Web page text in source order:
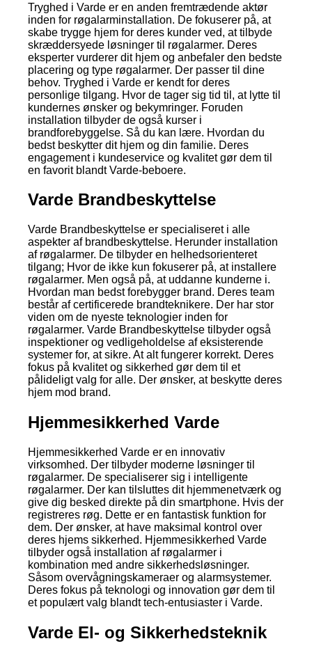
Tryghed i Varde er en anden fremtrædende aktør
inden for røgalarminstallation. De fokuserer på, at
skabe trygge hjem for deres kunder ved, at tilbyde
skræddersyede løsninger til røgalarmer. Deres
eksperter vurderer dit hjem og anbefaler den bedste
placering og type røgalarmer. Der passer til dine
behov. Tryghed i Varde er kendt for deres
personlige tilgang. Hvor de tager sig tid til, at lytte til
kundernes ønsker og bekymringer. Foruden
installation tilbyder de også kurser i
brandforebyggelse. Så du kan lære. Hvordan du
bedst beskytter dit hjem og din familie. Deres
engagement i kundeservice og kvalitet gør dem til
en favorit blandt Varde-beboere.
Varde Brandbeskyttelse
Varde Brandbeskyttelse er specialiseret i alle
aspekter af brandbeskyttelse. Herunder installation
af røgalarmer. De tilbyder en helhedsorienteret
tilgang; Hvor de ikke kun fokuserer på, at installere
røgalarmer. Men også på, at uddanne kunderne i.
Hvordan man bedst forebygger brand. Deres team
består af certificerede brandteknikere. Der har stor
viden om de nyeste teknologier inden for
røgalarmer. Varde Brandbeskyttelse tilbyder også
inspektioner og vedligeholdelse af eksisterende
systemer for, at sikre. At alt fungerer korrekt. Deres
fokus på kvalitet og sikkerhed gør dem til et
pålideligt valg for alle. Der ønsker, at beskytte deres
hjem mod brand.
Hjemmesikkerhed Varde
Hjemmesikkerhed Varde er en innovativ
virksomhed. Der tilbyder moderne løsninger til
røgalarmer. De specialiserer sig i intelligente
røgalarmer. Der kan tilsluttes dit hjemmenetværk og
give dig besked direkte på din smartphone. Hvis der
registreres røg. Dette er en fantastisk funktion for
dem. Der ønsker, at have maksimal kontrol over
deres hjems sikkerhed. Hjemmesikkerhed Varde
tilbyder også installation af røgalarmer i
kombination med andre sikkerhedsløsninger.
Såsom overvågningskameraer og alarmsystemer.
Deres fokus på teknologi og innovation gør dem til
et populært valg blandt tech-entusiaster i Varde.
Varde El- og Sikkerhedsteknik